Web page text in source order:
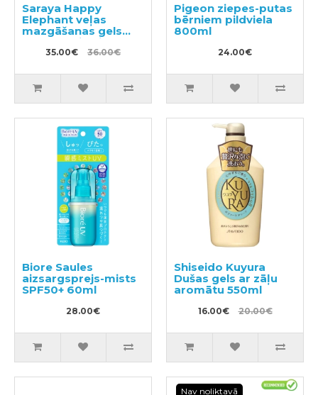
Saraya Happy
Elephant veļas
mazgāšanas gels
600ml + pildviela
540ml35.00€ 36.00€
Pigeon ziepes-putas
bērniem pildviela
800ml
24.00€
Biore Saules
aizsargsprejs-mists
SPF50+ 60ml
28.00€
Shiseido Kuyura
Dušas gels ar zāļu
aromātu 550ml
16.00€ 20.00€
Nav noliktavā